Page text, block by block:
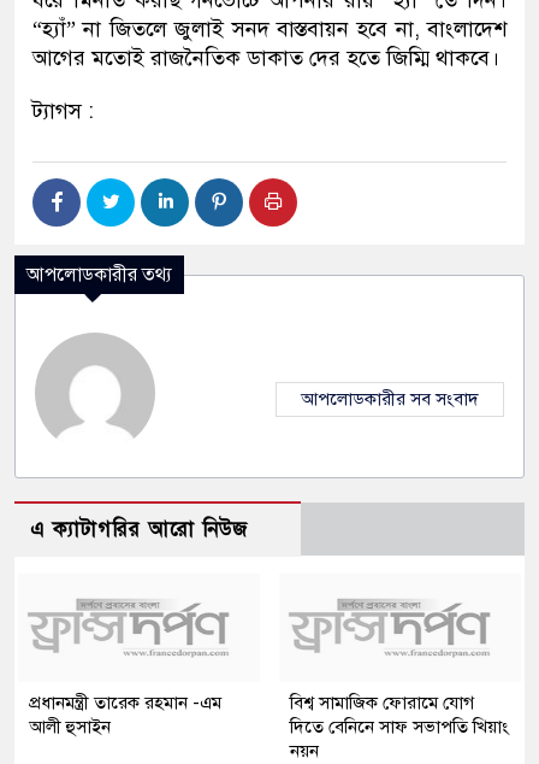
“হ্যাঁ” না জিতলে জুলাই সনদ বাস্তবায়ন হবে না, বাংলাদেশ
আগের মতোই রাজনৈতিক ডাকাত দের হতে জিম্মি থাকবে।
ট্যাগস :
আপলোডকারীর তথ্য
আপলোডকারীর সব সংবাদ
এ ক্যাটাগরির আরো নিউজ
প্রধানমন্ত্রী তারেক রহমান -এম
আলী হুসাইন
বিশ্ব সামাজিক ফোরামে যোগ
দিতে বেনিনে সাফ সভাপতি খিয়াং
নয়ন